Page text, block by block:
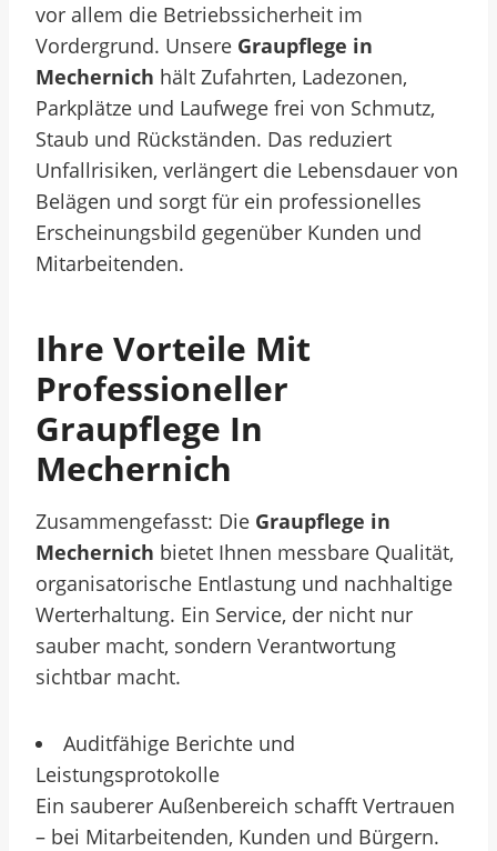
vor allem die Betriebssicherheit im
Vordergrund. Unsere Graupflege in
Mechernich hält Zufahrten, Ladezonen,
Parkplätze und Laufwege frei von Schmutz,
Staub und Rückständen. Das reduziert
Unfallrisiken, verlängert die Lebensdauer von
Belägen und sorgt für ein professionelles
Erscheinungsbild gegenüber Kunden und
Mitarbeitenden.
Ihre Vorteile Mit
Professioneller
Graupflege In
Mechernich
Zusammengefasst: Die Graupflege in
Mechernich bietet Ihnen messbare Qualität,
organisatorische Entlastung und nachhaltige
Werterhaltung. Ein Service, der nicht nur
sauber macht, sondern Verantwortung
sichtbar macht.
Auditfähige Berichte und
Leistungsprotokolle
Ein sauberer Außenbereich schafft Vertrauen
– bei Mitarbeitenden, Kunden und Bürgern.